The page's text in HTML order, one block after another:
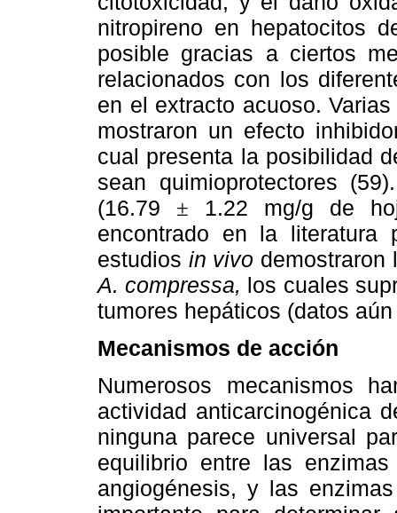
nitropireno en hepatocitos
posible gracias a ciertos
relacionados con los
en el extracto acuoso.
mostraron un efecto
cual presenta la posibilidad
sean quimioprotectores
(16.79 ± 1.22 mg/g de
encontrado en la literatura
estudios in vivo demostraron
A. compressa, los cuales
tumores hepáticos (datos
Mecanismos de acción
Numerosos mecanismos
actividad anticarcinogénica
ninguna parece universal
equilibrio entre las
angiogénesis, y las